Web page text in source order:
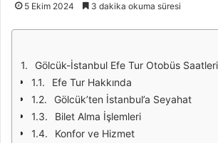
5 Ekim 2024 3 dakika okuma süresi
Gölcük-İstanbul Efe Tur Otobüs Saatleri:
Efe Tur Hakkında
Gölcük’ten İstanbul’a Seyahat
Bilet Alma İşlemleri
Konfor ve Hizmet